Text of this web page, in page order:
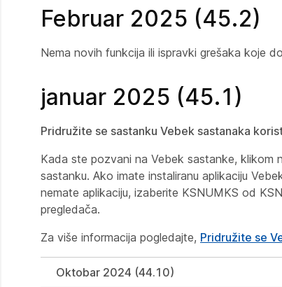
Februar 2025 (45.2)
Nema novih funkcija ili ispravki grešaka koje
januar 2025 (45.1)
Pridružite se sastanku Vebek sastanaka
Kada ste pozvani na Vebek sastanke, klikom
sastanku. Ako imate instaliranu aplikaciju
nemate aplikaciju, izaberite KSNUMKS od
pregledača.
Za više informacija pogledajte, Pridružite se
Oktobar 2024 (44.10)